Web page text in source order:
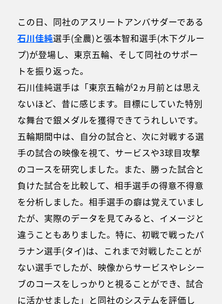
この日、同社のアスリートアンバサダーである
石川佳純選手(全農)と張本智和選手(木下グルー
プ)が登場し、東京五輪、そして同社のサポー
トを振り返った。
石川佳純選手は「東京五輪が2ヵ月前とは思え
ないほど、昔に感じます。目標にしていた特別
な舞台で銀メダルを獲得できてうれしいです。
五輪期間中は、自分の試合と、次に対戦する選
手の試合の映像を視て、サービスや3球目攻撃
のコースを研究しました。また、勝った試合と
負けた試合を比較して、相手選手の得意不得意
を分析しました。相手選手の癖は覚えていまし
たが、実際のデータを見てみると、イメージと
違うこともありました。特に、初戦で戦ったパ
ラナン選手(タイ)は、これまで対戦したことが
ない選手でしたが、映像からサービスやレシー
ブのコースをしっかりと視ることができ、試合
に活かせました」と同社のシステムを評価し